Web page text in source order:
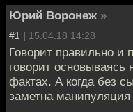
Юрий Воронеж »
#1 | 15.04.18 14:28
Говорит правильно и
говорит
фактах. А когда без
заметна